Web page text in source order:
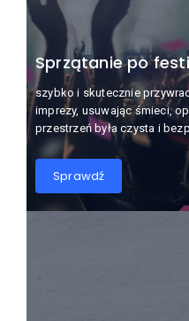
Sprzątanie po
szybko i skutecznie
imprezy, usuwając śmieci,
przestrzeń była czysta i